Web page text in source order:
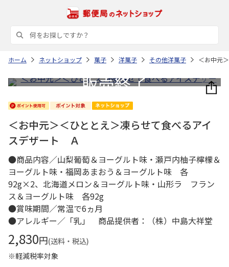
ホーム ネットショップ 菓子 洋菓子 その他洋菓子 ＜お中元
＜お中元＞＜ひととえ＞凍らせて食べるアイ
スデザート Ａ
●商品内容／山梨葡萄＆ヨーグルト味・瀬戸内柚子檸檬＆
ヨーグルト味・福岡あまおう＆ヨーグルト味 各
92g×2、北海道メロン＆ヨーグルト味・山形ラ フラン
ス＆ヨーグルト味 各92g
●賞味期間／常温で6ヵ月
●アレルギー／「乳」 商品提供者：（株）中島大祥堂
2,830円(送料・税込)
※軽減税率対象